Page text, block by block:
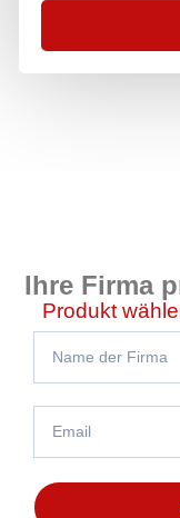
Ihre Firma
Produkt